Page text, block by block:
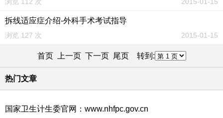
拆线适应症介绍-外科手术考试指导
浏览 127 次 2015-01-15
首页 上一页 下一页 尾页转到:
热门文章
国家卫生计生委官网：www.nhfpc.gov.cn